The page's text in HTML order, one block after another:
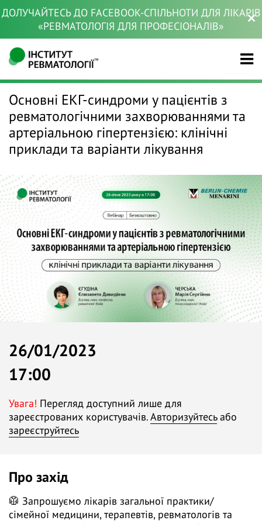
ДОЛУЧАЙТЕСЬ ДО FACEBOOK-СПІЛЬНОТИ ДЛЯ ЛІКАРІВ
«РЕВМАТОЛОГІЯ ДЛЯ ПРОФЕСІОНАЛІВ»
Основні ЕКГ-синдроми у пацієнтів з
ревматологічними захворюваннями та
артеріальною гіпертензією: клінічні
приклади та варіанти лікування
26/01/2023
17:00
Увага! Перегляд доступний лише для
зареєстрованих користувачів.Авторизуйтесьабо
зареєструйтесь
Про захід
🥼 Запрошуємо лікарів загальної практики/
сімейної медицини, терапевтів, ревматологів та